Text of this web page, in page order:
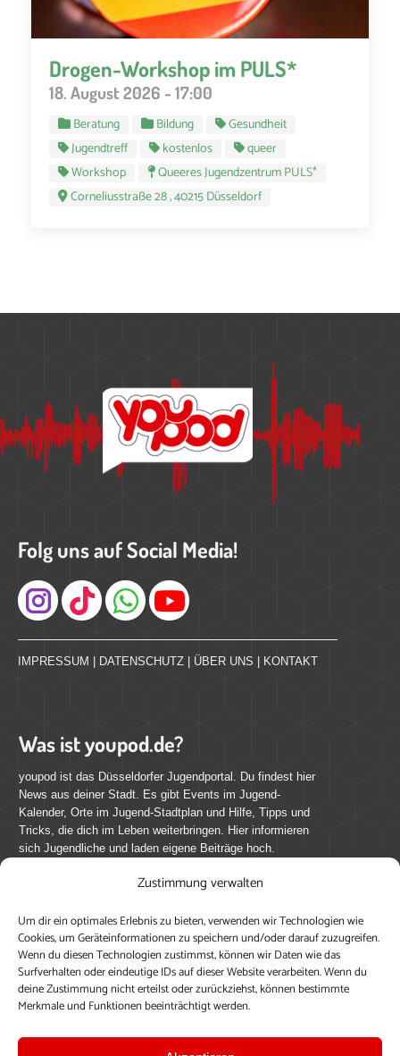
Zustimmung verwalten
Um dir ein optimales Erlebnis zu bieten, verwenden wir Technologien wie
Cookies, um Geräteinformationen zu speichern und/oder darauf zuzugreifen.
Wenn du diesen Technologien zustimmst, können wir Daten wie das
Surfverhalten oder eindeutige IDs auf dieser Website verarbeiten. Wenn du
deine Zustimmung nicht erteilst oder zurückziehst, können bestimmte
Merkmale und Funktionen beeinträchtigt werden.
Drogen-Workshop im PULS*
18. August 2026 - 17:00
Beratung Bildung
Gesundheit
Jugendtreff
kostenlos
queer
Workshop
Queeres Jugendzentrum PULS*
Corneliusstraße 28 , 40215 Düsseldorf
Folg uns auf Social Media!
Instagram
IMPRESSUM DATENSCHUTZ ÜBER UNS KONTAKT
Was ist youpod.de?
youpod ist das Düsseldorfer Jugendportal. Du findest hier
News aus deiner Stadt. Es gibt Events im Jugend-
Kalender, Orte im Jugend-Stadtplan und Hilfe, Tipps und
Tricks, die dich im Leben weiterbringen. Hier informieren
sich Jugendliche und laden eigene Beiträge hoch.
Mach mit bei youpod.de!
youpod.de lebt von Menschen wie dir. Sammel
journalistische Erfahrung, teile deine Perspektive und
veröffentliche deine Beiträge auf youpod.de.Du musst
dich anmelden, um alle Funktionen nutzen zu können, ein
Profil anzulegen, eigene Beiträge hochzuladen und zu